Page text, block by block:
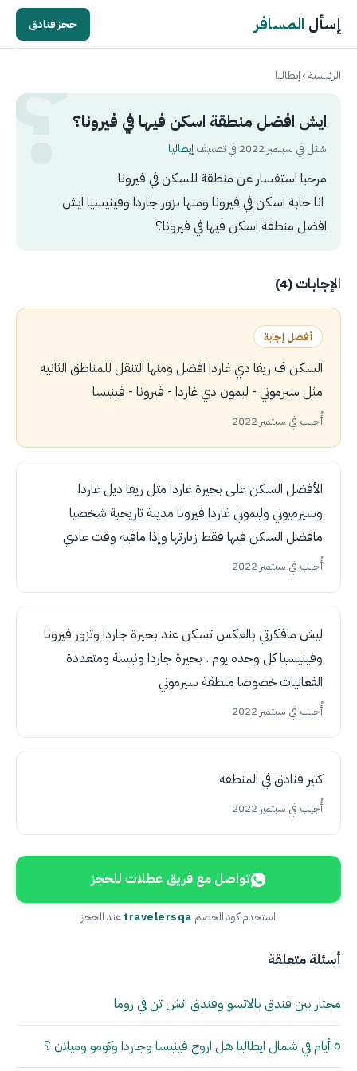
إسأل المسافر حجز فنادق
الرئيسية›إيطاليا
ايش افضل منطقة اسكن فيها في فيرونا؟
سُئل في سبتمبر 2022 في تصنيف إيطاليا
مرحبا استفسار عن منطقة للسكن في فيرونا
انا حابة اسكن في فيرونا ومنها بزور جاردا وفينيسيا ايش
افضل منطقة اسكن فيها في فيرونا؟
الإجابات (4)
أفضل إجابة
السكن ف ريفا دي غاردا افضل ومنها التنقل للمناطق الثانيه
مثل سيرموني - ليمون دي غاردا - فيرونا - فينيسا
أُجيب في سبتمبر 2022
الأفضل السكن على بحيرة غاردا مثل ريفا ديل غاردا
وسيرميوني وليموني غاردا فيرونا مدينة تاريخية شخصيا
مافضل السكن فيها فقط زيارتها وإذا مافيه وقت عادي
أُجيب في سبتمبر 2022
ليش مافكرتي بالعكس تسكن عند بحيرة جاردا وتزور فيرونا
وفينيسيا كل وحده يوم . بحيرة جاردا ونيسة ومتعددة
الفعاليات خصوصا منطقة سيرموني
أُجيب في سبتمبر 2022
كثير فنادق في المنطقة
أُجيب في سبتمبر 2022
تواصل مع فريق عطلات للحجز
استخدم كود الخصم travelersqaعند الحجز
أسئلة متعلقة
محتار بين فندق بالاتسو وفندق اتش تن في روما
٥ أيام في شمال ايطاليا هل اروح فينيسا وجاردا وكومو وميلان ؟